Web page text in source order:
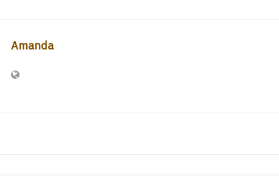
Amanda